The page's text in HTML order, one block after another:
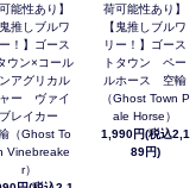
能性あり】
鬼推しブルワ
！】ゴース
ウン×コール
アグリカル
ー ヴァイ
レイカー
（Ghost To
Vinebreake
r）
荷可能性あり】
【鬼推しブルワ
リー！】ゴース
トタウン ペー
ルホース 空輸
（Ghost Town P
ale Horse）
1,990円(税込2,1
89円)